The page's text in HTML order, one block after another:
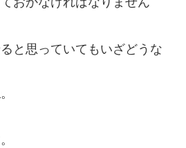
と思っていてもいざどうな